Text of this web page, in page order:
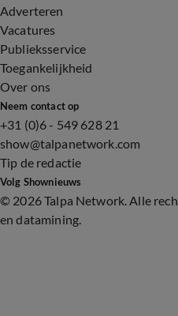
Adverteren
Vacatures
Publieksservice
Toegankelijkheid
Over ons
Neem contact op
+31 (0)6 - 549 628 21
show@talpanetwork.com
Tip de redactie
Volg Shownieuws
© 2026 Talpa Network. Alle
en datamining.